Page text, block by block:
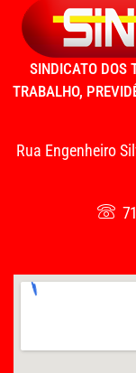
SINDICATO DOS
TRABALHO,
Rua Engenheiro